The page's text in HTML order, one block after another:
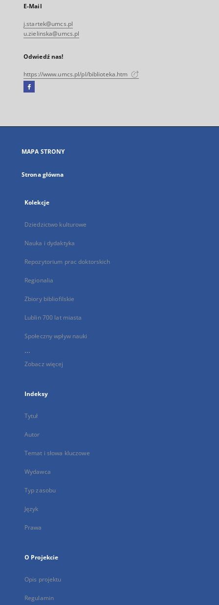
E-Mail
j.startek@umcs.pl
u.zielinska@umcs.pl
Odwiedź nas!
https://www.umcs.pl/pl/biblioteka.htm
Facebook
się
karcie
MAPA STRONY
Strona główna
Kolekcje
Dziedzictwo kulturowe
Nauka i dydaktyka
Repozytorium prac doktorskich
Regionalia
Zbiory bibliofilskie
Lublin 700 lat miasta
Społeczny wpływ nauki
...
Zobacz więcej
Indeksy
Tytuł
Autor
Temat i słowa kluczowe
Wydawca
Typ zasobu
Język
Prawa
O Projekcie
Opis projektu
Regulamin